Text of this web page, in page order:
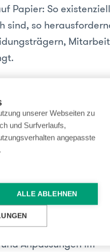
unserer Webseiten zu
und Surfverlaufs,
angepasste
ALLE ABLEHNEN
Papier: So
sind, so
Eine Aussage wie
sofort
will das
nach neuen
vermarktet
Anpassungen im